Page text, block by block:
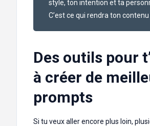
style, ton intention et ta
C’est ce qui rendra ton contenu
Des outils pour
à créer de
prompts
Si tu veux aller encore plus loin,